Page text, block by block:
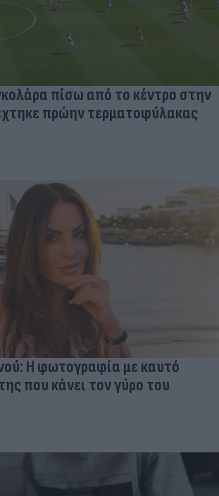
πίσω από το κέντρο στην
πρώην τερματοφύλακας
Η φωτογραφία με καυτό
που κάνει τον γύρο του